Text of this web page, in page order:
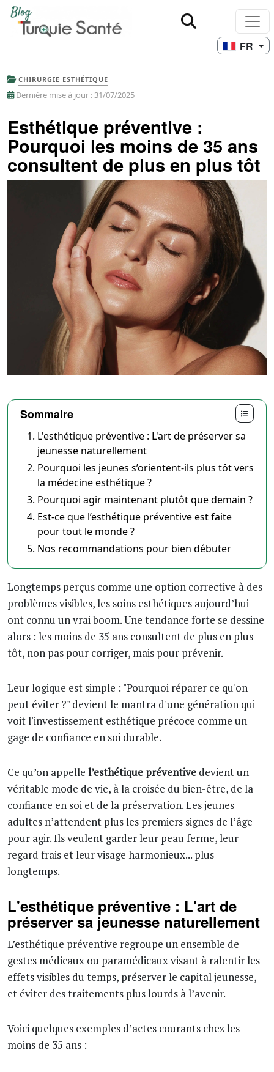
FR
CHIRURGIE ESTHÉTIQUE
Dernière mise à jour : 31/07/2025
Esthétique préventive :
Pourquoi les moins de 35 ans
consultent de plus en plus tôt
Sommaire
L'esthétique préventive : L'art de préserver sa
jeunesse naturellement
Pourquoi les jeunes s’orientent-ils plus tôt vers
la médecine esthétique ?
Pourquoi agir maintenant plutôt que demain ?
Est-ce que l’esthétique préventive est faite
pour tout le monde ?
Nos recommandations pour bien débuter
Longtemps perçus comme une option corrective à des
problèmes visibles, les soins esthétiques aujourd’hui
ont connu un vrai boom. Une tendance forte se dessine
alors : les moins de 35 ans consultent de plus en plus
tôt, non pas pour corriger, mais pour prévenir.
Leur logique est simple : "Pourquoi réparer ce qu'on
peut éviter ?" devient le mantra d'une génération qui
voit l'investissement esthétique précoce comme un
gage de confiance en soi durable.
Ce qu’on appelle l’esthétique préventive devient un
véritable mode de vie, à la croisée du bien-être, de la
confiance en soi et de la préservation. Les jeunes
adultes n’attendent plus les premiers signes de l’âge
pour agir. Ils veulent garder leur peau ferme, leur
regard frais et leur visage harmonieux... plus
longtemps.
L'esthétique préventive : L'art de
préserver sa jeunesse naturellement
L’esthétique préventive regroupe un ensemble de
gestes médicaux ou paramédicaux visant à ralentir les
effets visibles du temps, préserver le capital jeunesse,
et éviter des traitements plus lourds à l’avenir.
Voici quelques exemples d’actes courants chez les
moins de 35 ans :